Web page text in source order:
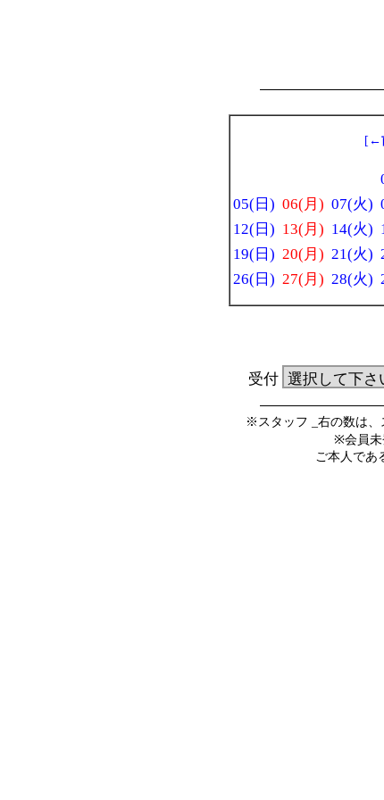
[ ←
05(日) 06(月) 07(火)
12(日) 13(月) 14(火)
19(日) 20(月) 21(火)
26(日) 27(月) 28(火)
受付
※スタッフ _右の数は、
※会員未
ご本人であ